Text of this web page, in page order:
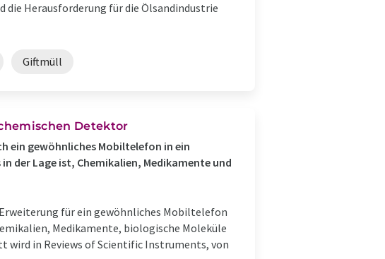
die Herausforderung für die Ölsandindustrie
Giftmüll
Detektor
ein gewöhnliches Mobiltelefon in ein
der Lage ist, Chemikalien, Medikamente und
für ein gewöhnliches Mobiltelefon
Medikamente, biologische Moleküle
wird in Reviews of Scientific Instruments, von